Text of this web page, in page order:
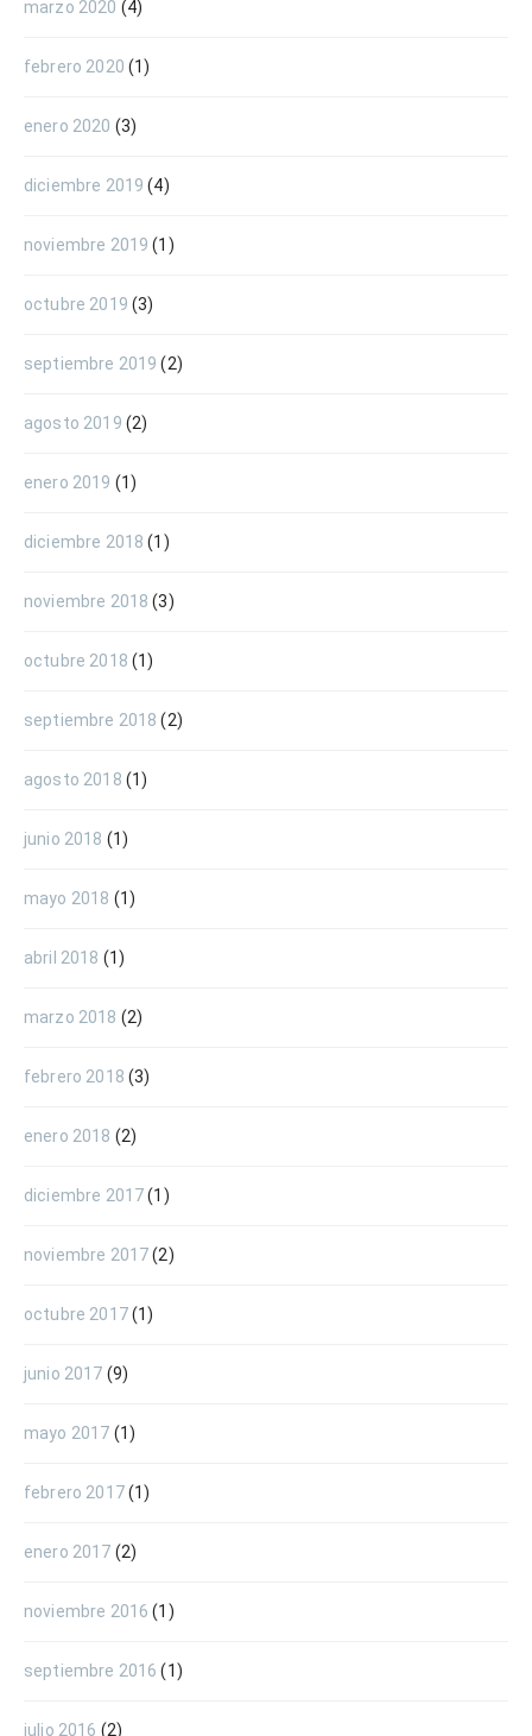
marzo 2020 (4)
febrero 2020 (1)
enero 2020 (3)
diciembre 2019 (4)
noviembre 2019 (1)
octubre 2019 (3)
septiembre 2019 (2)
agosto 2019 (2)
enero 2019 (1)
diciembre 2018 (1)
noviembre 2018 (3)
octubre 2018 (1)
septiembre 2018 (2)
agosto 2018 (1)
junio 2018 (1)
mayo 2018 (1)
abril 2018 (1)
marzo 2018 (2)
febrero 2018 (3)
enero 2018 (2)
diciembre 2017(1)
noviembre 2017(2)
octubre 2017(1)
junio 2017 (9)
mayo 2017 (1)
febrero 2017(1)
enero 2017 (2)
noviembre 2016 (1)
septiembre 2016 (1)
julio 2016 (2)